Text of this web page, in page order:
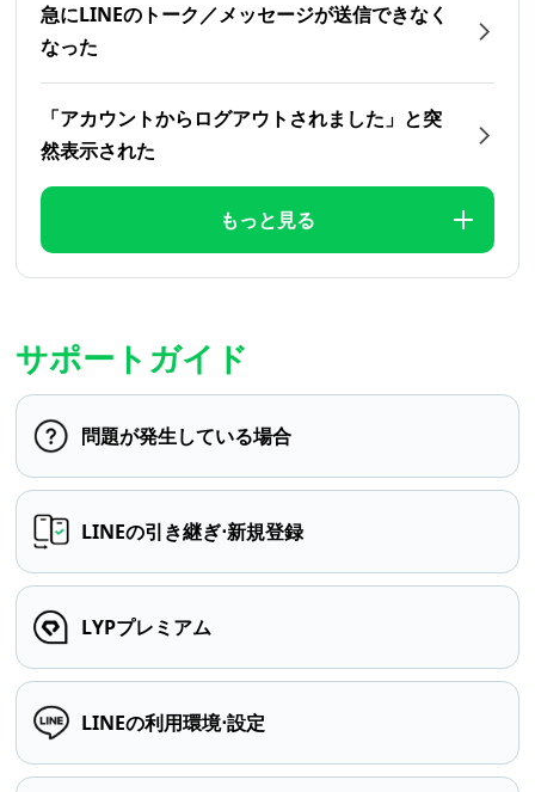
急にLINEのトーク／メッセージが送信できなく
なった
「アカウントからログアウトされました」と突
然表示された
もっと見る
サポートガイド
問題が発生している場合
LINEの引き継ぎ⋅新規登録
LYPプレミアム
LINEの利用環境⋅設定